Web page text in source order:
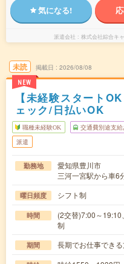
気になる!
派遣会社 株式会社綜合キ
未読
NEW
掲載日 2026/08/08
【未経験スタート
ェック/日払いOK
職種未経験OK 交通費別途支給
派遣
勤務地
愛知県豊川市
三河一宮駅から車6
曜日頻度 シフト制
時間
(2交替)7:00～
制
期間 長期でお仕事できる